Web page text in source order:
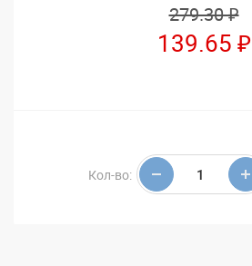
279.30 ₽
139.65 ₽
Кол-во: